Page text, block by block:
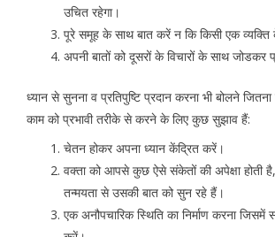
उचित रहेगा।
पूरे समूह के साथ बात करें न कि किसी एक
अपनी बातों को दूसरों के विचारों के साथ जोडकर
ध्यान से सुनना व प्रतिपुष्टि प्रदान करना भी बोलने
काम को प्रभावी तरीके से करने के लिए कुछ सुझाव हैं:
चेतन होकर अपना ध्यान केंद्रित करें।
वक्ता को आपसे कुछ ऐसे संकेतों की अपेक्षा होती
तन्मयता से उसकी बात को सुन रहे हैं।
एक अनौपचारिक स्थिति का निर्माण करना